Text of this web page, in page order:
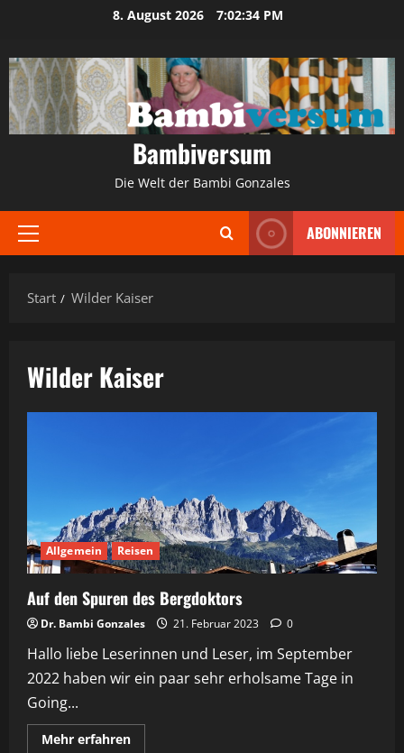
springen
8. August 2026 7:02:34 PM
Bambiversum
Die Welt der Bambi Gonzales
Primäres
ABONNIEREN
Start Wilder Kaiser
Wilder Kaiser
Allgemein Reisen
Auf den Spuren des Bergdoktors
Dr. Bambi Gonzales 21. Februar 2023 0
Hallo liebe Leserinnen und Leser, im September
2022 haben wir ein paar sehr erholsame Tage in
Going...
Mehr erfahrenMehr